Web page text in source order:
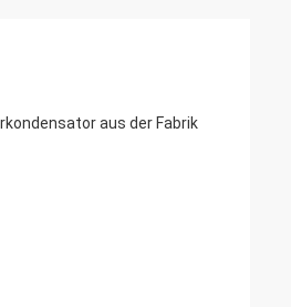
aus der Fabrik